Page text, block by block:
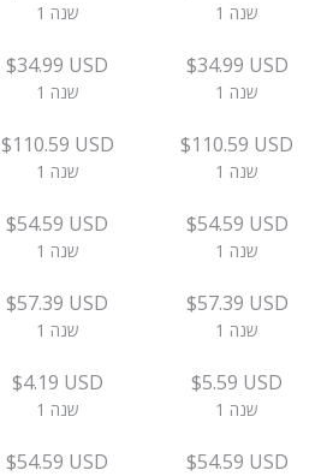
1 שנה 1 שנה
$34.99 USD
1 שנה
$34.99 USD
1 שנה
$110.59 USD
1 שנה
$110.59 USD
1 שנה
$54.59 USD
1 שנה
$54.59 USD
1 שנה
$57.39 USD
1 שנה
$57.39 USD
1 שנה
$4.19 USD
1 שנה
$5.59 USD
1 שנה
$54.59 USD $54.59 USD